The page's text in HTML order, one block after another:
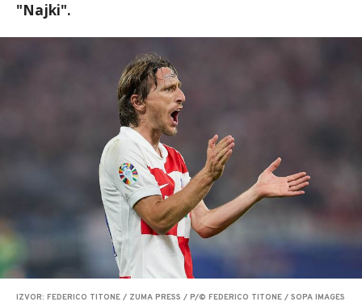
"Najki".
IZVOR: FEDERICO TITONE / ZUMA PRESS / P/© FEDERICO TITONE / SOPA IMAGES